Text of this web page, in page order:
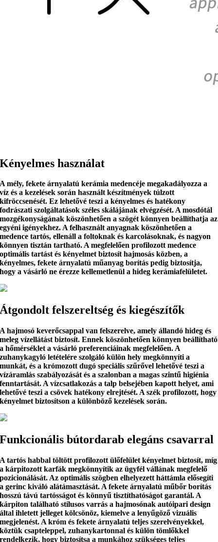
Kényelmes használat
Amély, fekete árnyalatú kerámia medencéje megakadályozza a
víz és a kezelések során használt készítmények túlzott
kifröccsenését. Ez lehetővé teszi akényelmes és hatékony
fodrászati szolgáltatások széles skálájának elvégzését. A mosdótál
mozgékonyságának köszönhetően aszögétkönnyen beállíthatja az
egyéni igényekhez. A felhasznált anyagnak köszönhetően a
medencetartós, ellenáll a foltoknak és karcolásoknak, és nagyon
könnyen tisztán tartható. A megfelelően profilozott medence
optimális tartástés kényelmet biztosít hajmosás közben, a
kényelmes, fekete árnyalatúműanyag borítás pedig biztosítja,
hogy a vásárló ne érezze kellemetlenül a hideg kerámiafelületet.
Átgondolt felszereltség és kiegészítők
A hajmosókeverőcsappal van felszerelve, amely állandó hideg és
meleg vízellátást biztosít. Ennek köszönhetőenkönnyen beállítható
a hőmérséklet a vásárló preferenciáinak megfelelően. A
zuhanykagyló letételére szolgáló külön hely megkönnyíti a
munkát, és akrómozott dugó speciális szűrővel lehetővé teszi a
vízáramlás szabályozását ésa szalonban a magas szintű higiénia
fenntartását. A vízcsatlakozás a talp belsejében kapott helyet, ami
lehetővé teszi a csövek hatékony elrejtését. A szék profilozott, hogy
kényelmet biztosítson a különböző kezelések során.
Funkcionális bútordarab elegáns csavarral
A tartós habbal töltöttprofilozott ülőfelület kényelmet biztosít, míg
akárpitozott karfák megkönnyítik az ügyfél vállának megfelelő
pozicionálását. Azoptimális szögben elhelyezett háttámla elősegíti
a gerinc kiváló alátámasztását. A fekete árnyalatú műbőr borítás
hosszú távú tartósságot és könnyű tisztíthatóságot garantál. A
kárpiton található stílusos varrása hajmosónakautóipari design
által ihletett jelleget kölcsönöz, kiemelve a lenyűgöző vizuális
megjelenést. A króm és fekete árnyalatúteljes szerelvényekkel,
köztük csapteleppel, zuhanykartonnal és külön tömlőkkel
rendelkezik, hogybiztosítsa a munkához szükséges teljes